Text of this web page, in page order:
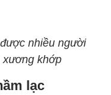
nhiều người
xương khớp
lạc